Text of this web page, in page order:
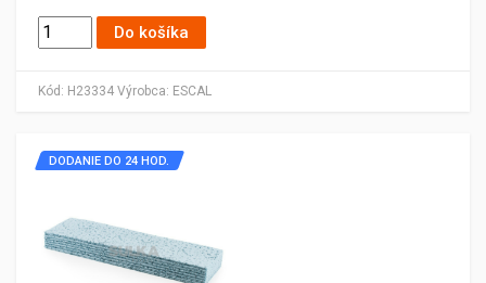
Kód: H23334 Výrobca: ESCAL
Do košíka
DODANIE DO 24 HOD.